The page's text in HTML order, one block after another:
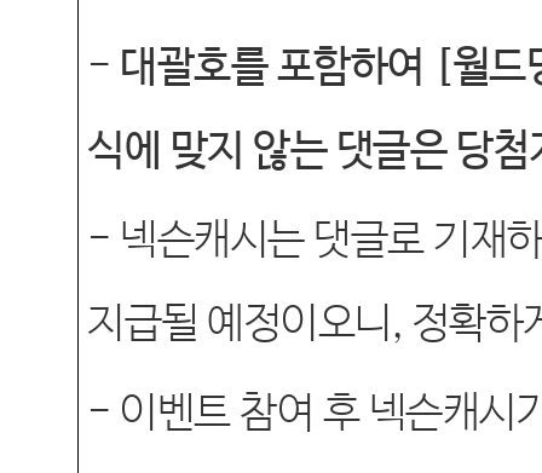
- 대괄호를 포함하여
월드
식에 맞지 않는 댓글은 당
- 넥슨캐시는 댓글로 기재
지급될 예정이오니 , 정확하
- 이벤트 참여 후 넥슨캐시